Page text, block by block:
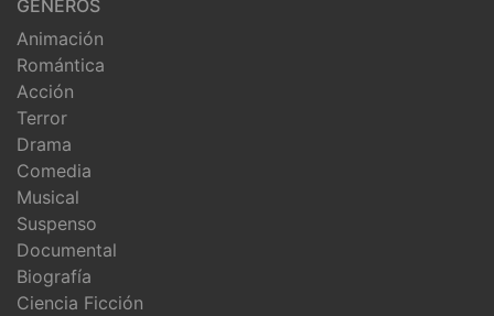
GÉNEROS
Animación
Romántica
Acción
Terror
Drama
Comedia
Musical
Suspenso
Documental
Biografía
Ciencia Ficción